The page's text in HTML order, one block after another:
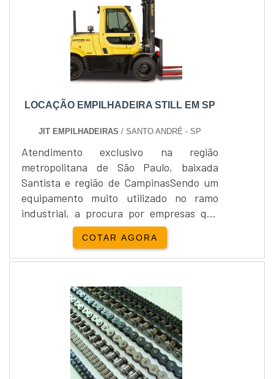
6.000mm.O freio da empilhadeira GLP 18L
LOCAÇÃO EMPILHADEIRA STILL EM SP
JIT EMPILHADEIRAS / SANTO ANDRÉ - SP
Atendimento exclusivo na região
metropolitana de São Paulo, baixada
Santista e região de CampinasSendo um
equipamento muito utilizado no ramo
industrial, a procura por empresas que
realizam o serviço de locação
empilhadeira still em SP, visto que é a
melhor solução para empresas que não
que precisam utilizá-los
esporadicamente.Conheça mais sobre as
empilhadeiras e o serviço de aluguelAs
empilhadeiras são equipamentos que
auxiliam no transporte de cargas pesadas
ou mesmo paletes de produtos e
COTAR AGORA